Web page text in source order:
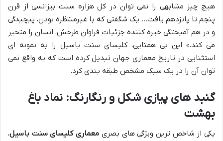
هیچ چیز مشابهی را نمی توان در کل هزاره سنت بیزانسی از قرن
پنجم تا پانزدهم یافت… یک شگفتی که با غیرمنتظره بودن، پیچیدگی
و در هم آمیختگی خیره کننده جزئیات فراوان طرحش، انسان را متحیر
می کند.» این بی همتایی، کلیسای سنت باسیل را به نمونه ای
استثنایی در تاریخ معماری جهان تبدیل کرده است که به واقع نمی
توان آن را در یک سبک مشخص طبقه بندی کرد.
گنبد های پیازی شکل و رنگارنگ: نماد باغ
بهشت
یکی از شاخص ترین ویژگی های بصری معماری کلیسای سنت باسیل،